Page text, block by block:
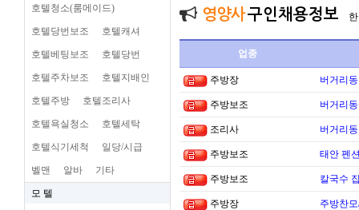
호텔청소(룸메이드)
호텔당번보조 호텔캐셔
호텔베팅보조 호텔당번
호텔주차보조 호텔지배인
호텔주방 호텔조리사
호텔욕실청소 호텔세탁
호텔식기세척 일당/시급
벨맨 알바 기타
모 텔
영양사구인채용정보
업종
주방장 버거리
주방보조 버거리
조리사 버거리
주방보조 태안 펜
주방보조 칼국수
주방장 주방찬